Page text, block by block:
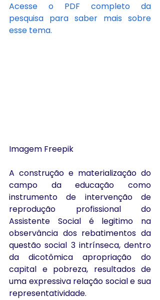
Acesse o PDF completo da
pesquisa para saber mais sobre
esse tema.
Imagem Freepik
A construção e materialização do
campo da educação como
instrumento de intervenção de
reprodução profissional do
Assistente Social é legitimo na
observância dos rebatimentos da
questão social 3 intrínseca, dentro
da dicotômica apropriação do
capital e pobreza, resultados de
uma expressiva relação social e sua
representatividade.